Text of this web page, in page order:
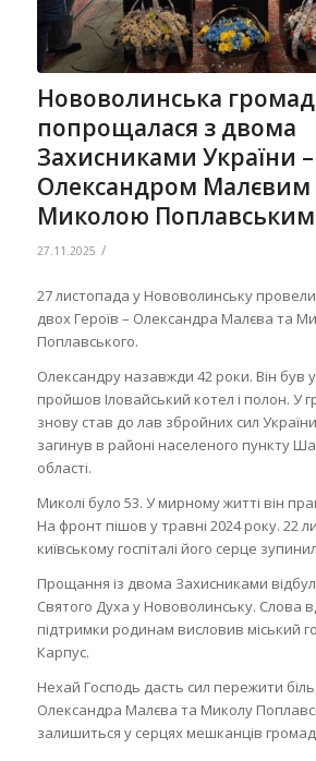
Нововолинська
попрощалася з двома
Захисниками України –
Олександром Малєвим
Миколою Поплавським
27.11.2025 /
27 листопада у Нововолинську
двох Героїв – Олександра Малєва та
Поплавського.
Олександру назавжди 42 роки. Він був
пройшов Іловайський котел і полон. У
знову став до лав збройних сил
загинув в районі населеного пункту
області.
Миколі було 53. У мирному житті він
На фронт пішов у травні 2024 року. 22
київському госпіталі його серце
Прощання із двома Захисниками
Святого Духа у Нововолинську. Слова
підтримки родинам висловив міський
Карпус.
Нехай Господь дасть сил пережити
Олександра Малєва та Миколу
залишиться у серцях мешканців